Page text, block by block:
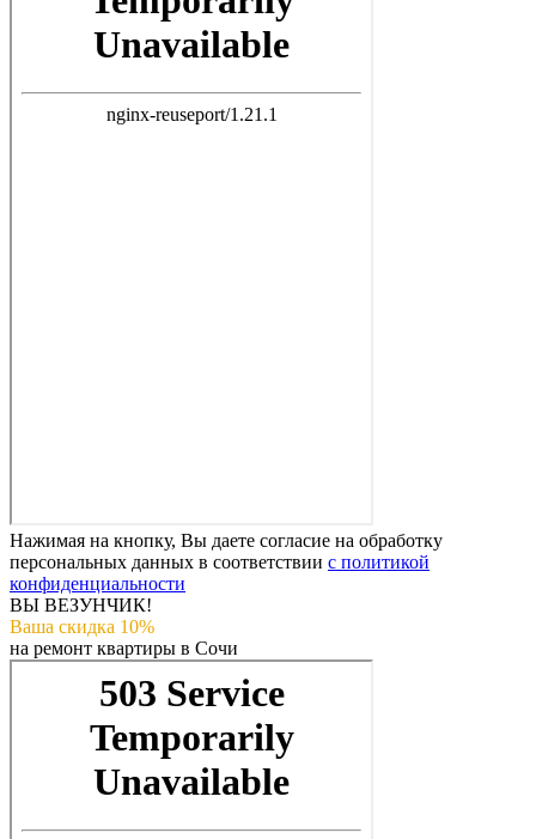
Нажимая на кнопку, Вы даете согласие на обработку
персональных данных в соответствии с политикой
конфиденциальности
ВЫ ВЕЗУНЧИК!
Ваша скидка 10%
на ремонт квартиры в Сочи